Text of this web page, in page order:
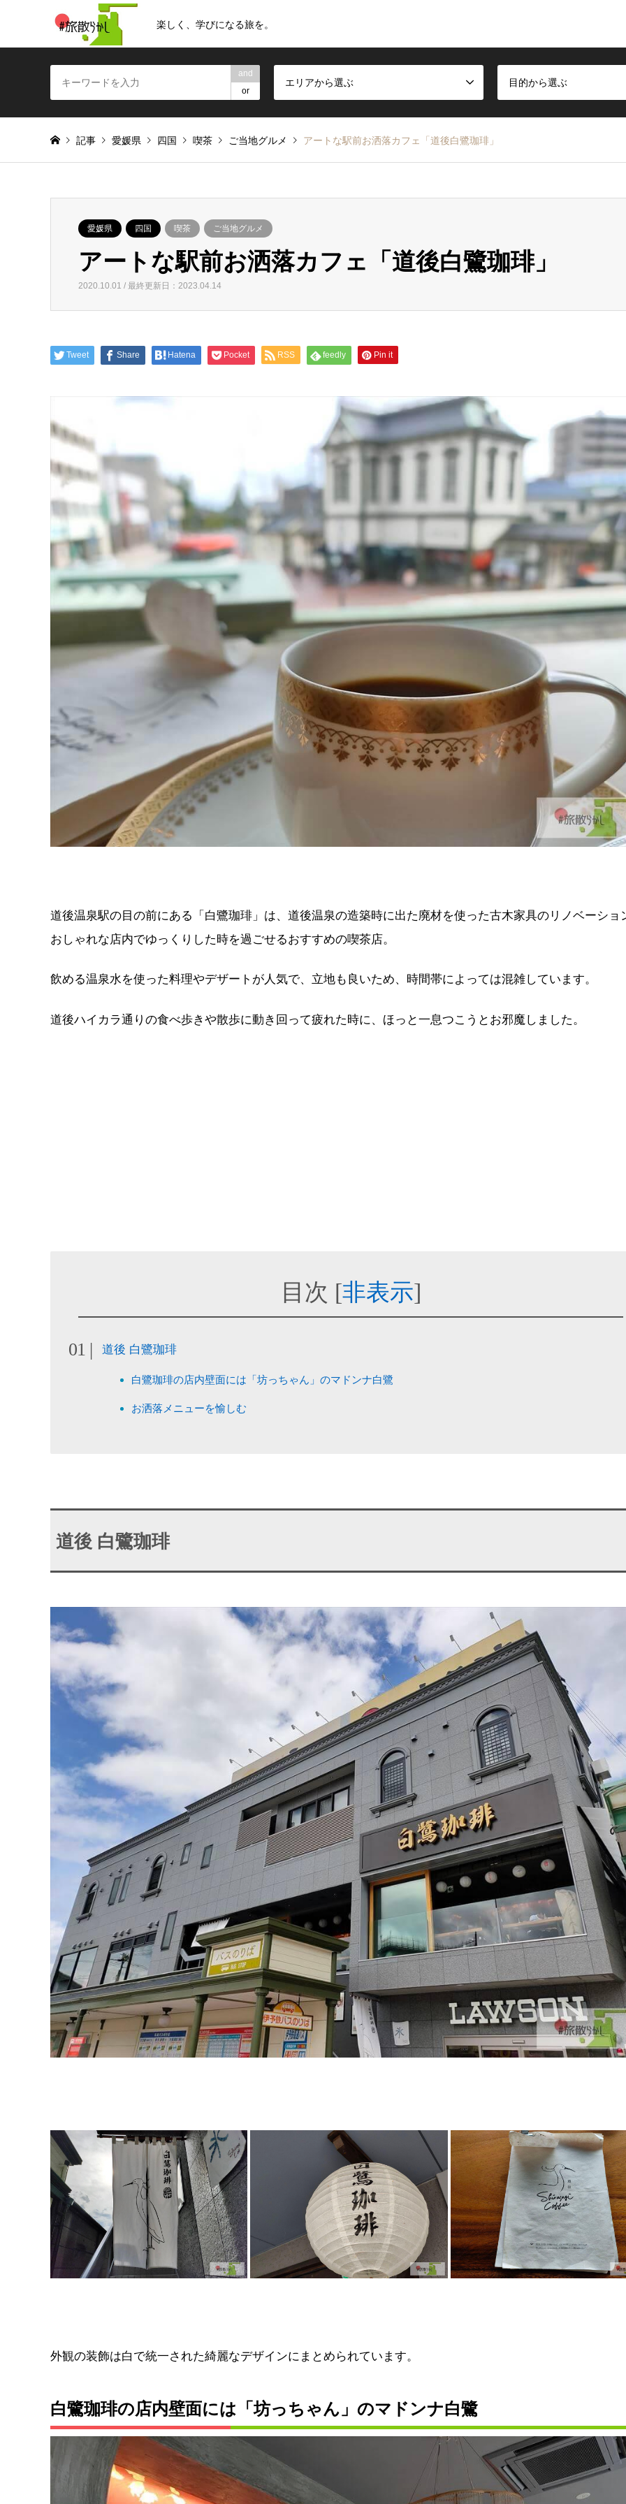
楽しく、学びになる旅を。
and
or
エリアから選ぶ 目的から選ぶ
記事 愛媛県 四国 喫茶 ご当地グルメ アートな駅前お洒落カフェ「道後白鷺珈琲」
愛媛県 四国 喫茶 ご当地グルメ
アートな駅前お洒落カフェ「道後白鷺珈琲」
2020.10.01 / 最終更新日：2023.04.14
Tweet Share Hatena Pocket RSS feedly Pin it
道後温泉駅の目の前にある「白鷺珈琲」は、道後温泉の造築時に出た廃材を使った古木家具のリノベーショ
おしゃれな店内でゆっくりした時を過ごせるおすすめの喫茶店。
飲める温泉水を使った料理やデザートが人気で、立地も良いため、時間帯によっては混雑しています。
道後ハイカラ通りの食べ歩きや散歩に動き回って疲れた時に、ほっと一息つこうとお邪魔しました。
目次 [非表示]
道後 白鷺珈琲
白鷺珈琲の店内壁面には「坊っちゃん」のマドンナ白鷺
お洒落メニューを愉しむ
道後 白鷺珈琲
外観の装飾は白で統一された綺麗なデザインにまとめられています。
白鷺珈琲の店内壁面には「坊っちゃん」のマドンナ白鷺